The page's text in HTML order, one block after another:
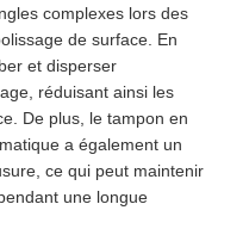
complexes lors des
de surface. En
et disperser
réduisant ainsi les
De plus, le tampon en
a également un
ce qui peut maintenir
une longue